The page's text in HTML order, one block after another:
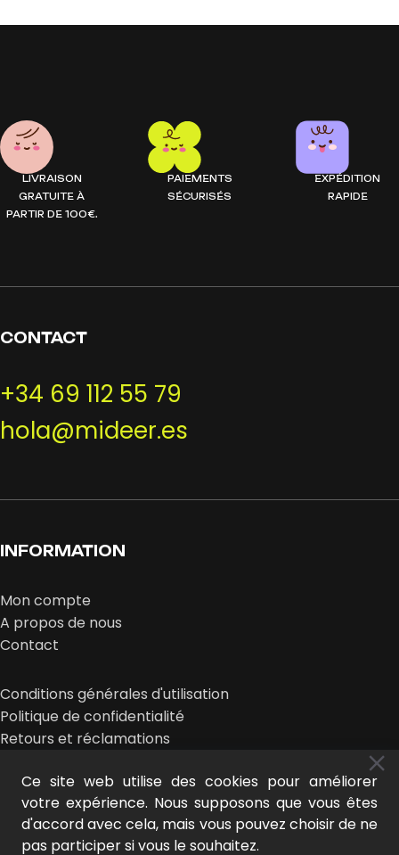
LIVRAISON
GRATUITE À
PARTIR DE 100€.
PAIEMENTS
SÉCURISÉS
EXPÉDITION
RAPIDE
CONTACT
+34 69 112 55 79
hola@mideer.es
INFORMATION
Mon compte
A propos de nous
Contact
Conditions générales d'utilisation
Politique de confidentialité
Retours et réclamations
MIDEER © 2025 | design :LE NOUVEAU LOOK
Ce site web utilise des cookies pour améliorer
votre expérience. Nous supposons que vous êtes
d'accord avec cela, mais vous pouvez choisir de ne
pas participer si vous le souhaitez.